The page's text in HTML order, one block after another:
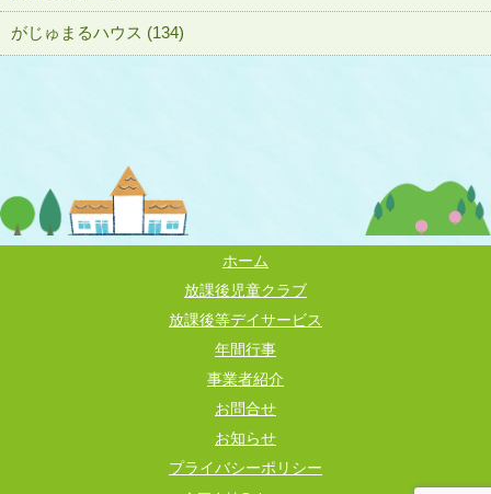
がじゅまるハウス (134)
ホーム
放課後児童クラブ
放課後等デイサービス
年間行事
事業者紹介
お問合せ
お知らせ
プライバシーポリシー